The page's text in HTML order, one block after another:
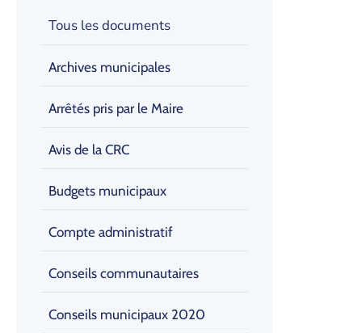
Tous les documents
Archives municipales
Arrêtés pris par le Maire
Avis de la CRC
Budgets municipaux
Compte administratif
Conseils communautaires
Conseils municipaux 2020